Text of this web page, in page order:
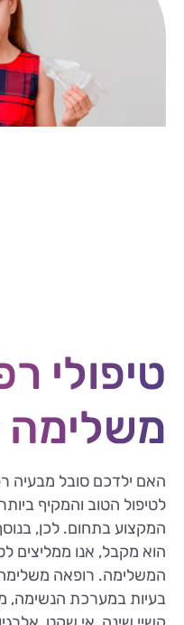
טיפולי
משלימה
האם ילדכם סובל מבעיה
לטיפול הטוב והמקיף
המקצוע בתחום. לכן,
הוא מקבל, אנו ממליצים
המשלימה. רופאה משלימה
בעיות במערכת הנשימה,